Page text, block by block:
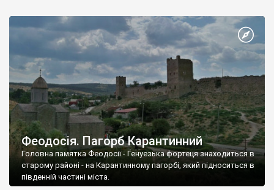
Феодосія. Пагорб Карантинний
Головна памятка Феодосії - Генуезька фортеця знаходиться в
старому районі - на Карантинному пагорбі, який підноситься в
південній частині міста.